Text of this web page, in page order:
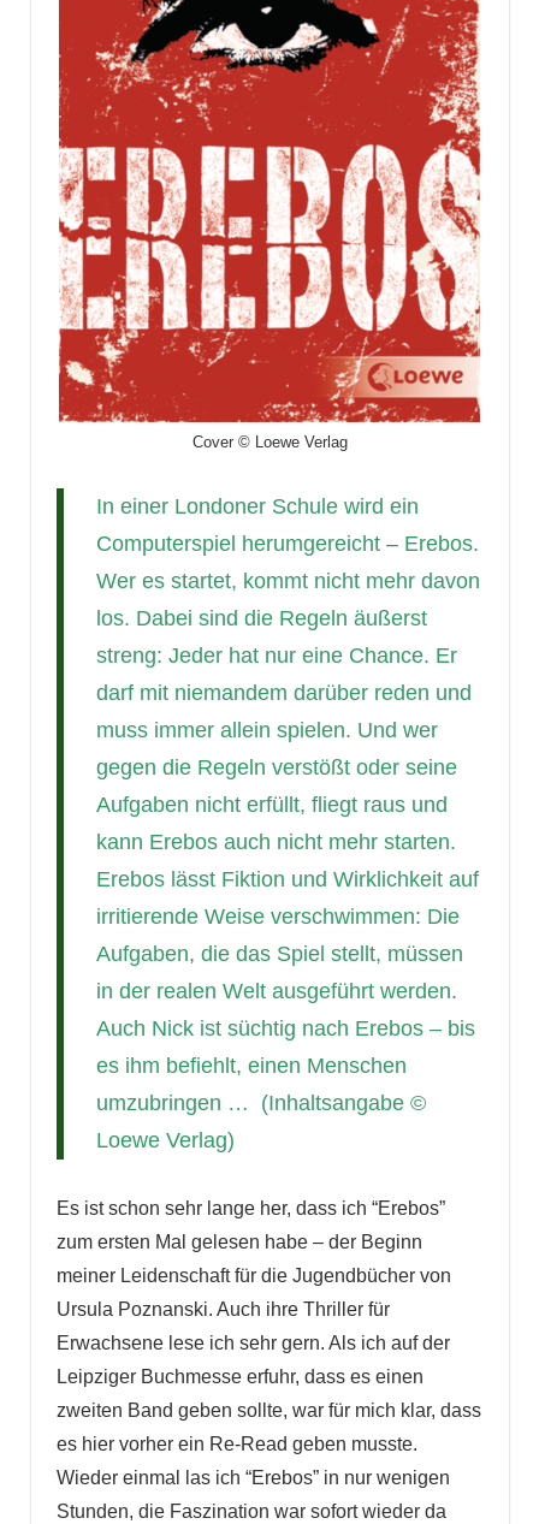
Cover © Loewe Verlag
In einer Londoner Schule wird ein
Computerspiel herumgereicht – Erebos.
Wer es startet, kommt nicht mehr davon
los. Dabei sind die Regeln äußerst
streng: Jeder hat nur eine Chance. Er
darf mit niemandem darüber reden und
muss immer allein spielen. Und wer
gegen die Regeln verstößt oder seine
Aufgaben nicht erfüllt, fliegt raus und
kann Erebos auch nicht mehr starten.
Erebos lässt Fiktion und Wirklichkeit auf
irritierende Weise verschwimmen: Die
Aufgaben, die das Spiel stellt, müssen
in der realen Welt ausgeführt werden.
Auch Nick ist süchtig nach Erebos – bis
es ihm befiehlt, einen Menschen
umzubringen … (Inhaltsangabe ©
Loewe Verlag)
Es ist schon sehr lange her, dass ich “Erebos”
zum ersten Mal gelesen habe – der Beginn
meiner Leidenschaft für die Jugendbücher von
Ursula Poznanski. Auch ihre Thriller für
Erwachsene lese ich sehr gern. Als ich auf der
Leipziger Buchmesse erfuhr, dass es einen
zweiten Band geben sollte, war für mich klar, dass
es hier vorher ein Re-Read geben musste.
Wieder einmal las ich “Erebos” in nur wenigen
Stunden, die Faszination war sofort wieder da